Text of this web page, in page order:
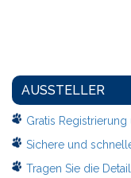
AUSSTELLER
Gratis
Sichere und
Tragen Sie die